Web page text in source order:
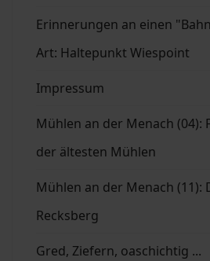
Erinnerungen an einen
Art: Haltepunkt Wiespoint
Impressum
Mühlen an der Menach (04):
der ältesten Mühlen
Mühlen an der Menach (11):
Recksberg
Gred, Ziefern, oaschichtig ...